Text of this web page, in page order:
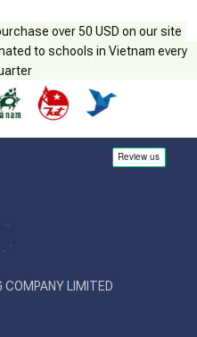
over 50 USD on our site
to schools in Vietnam every
COMPANY LIMITED